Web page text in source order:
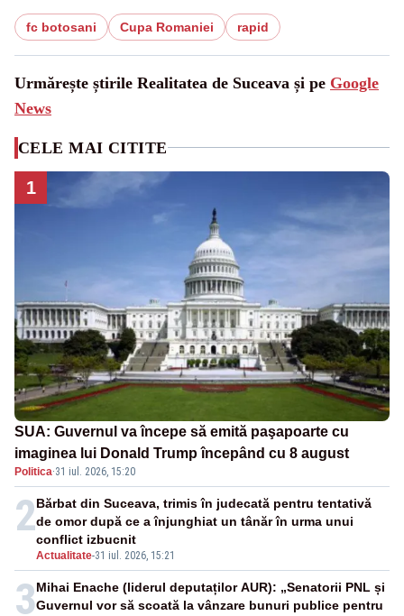
fc botosani Cupa Romaniei rapid
Urmărește știrile Realitatea de Suceava și pe Google
News
CELE MAI CITITE
1
SUA: Guvernul va începe să emită paşapoarte cu
imaginea lui Donald Trump începând cu 8 august
Politica·31 iul. 2026, 15:20
2
Actualitate-31 iul. 2026, 15:21
Bărbat din Suceava, trimis în judecată pentru tentativă
de omor după ce a înjunghiat un tânăr în urma unui
conflict izbucnit
3Mihai Enache (liderul deputaților AUR): „Senatorii PNL și
Guvernul vor să scoată la vânzare bunuri publice pentru